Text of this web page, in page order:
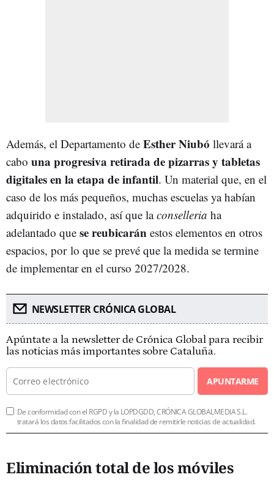
Además, el Departamento de Esther Niubó llevará a
cabo una progresiva retirada de pizarras y tabletas
digitales en la etapa de infantil. Un material que, en el
caso de los más pequeños, muchas escuelas ya habían
adquirido e instalado, así que laconselleria ha
adelantado que se reubicarán estos elementos en otros
espacios, por lo que se prevé que la medida se termine
de implementar en el curso 2027/2028.
NEWSLETTER CRÓNICA GLOBAL
Apúntate a la newsletter de Crónica Global para recibir
las noticias más importantes sobre Cataluña.
APUNTARME
De conformidad con el RGPD y la LOPDGDD, CRÓNICA GLOBALMEDIA S.L.
tratará los datos facilitados con la finalidad de remitirle noticias de actualidad.
Eliminación total de los móviles